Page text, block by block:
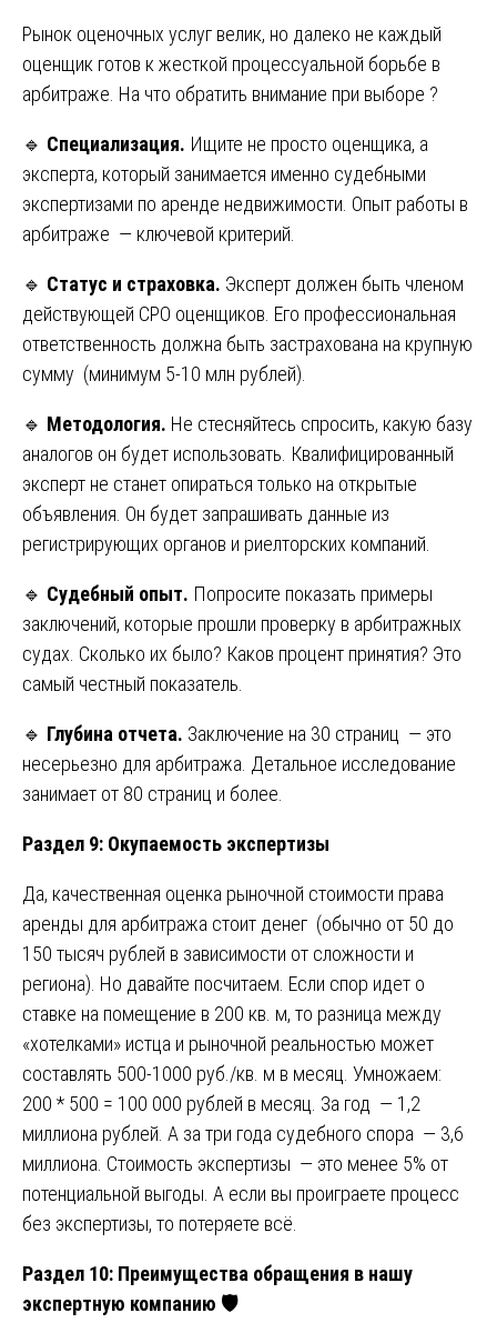
Рынок оценочных услуг велик, но далеко не каждый
оценщик готов к жесткой процессуальной борьбе в
арбитраже. На что обратить внимание при выборе ?
🔹 Специализация. Ищите не просто оценщика, а
эксперта, который занимается именно судебными
экспертизами по аренде недвижимости. Опыт работы в
арбитраже — ключевой критерий.
🔹 Статус и страховка. Эксперт должен быть членом
действующей СРО оценщиков. Его профессиональная
ответственность должна быть застрахована на крупную
сумму (минимум 5-10 млн рублей).
🔹 Методология. Не стесняйтесь спросить, какую базу
аналогов он будет использовать. Квалифицированный
эксперт не станет опираться только на открытые
объявления. Он будет запрашивать данные из
регистрирующих органов и риелторских компаний.
🔹 Судебный опыт. Попросите показать примеры
заключений, которые прошли проверку в арбитражных
судах. Сколько их было? Каков процент принятия? Это
самый честный показатель.
🔹 Глубина отчета. Заключение на 30 страниц — это
несерьезно для арбитража. Детальное исследование
занимает от 80 страниц и более.
Раздел 9: Окупаемость экспертизы
Да, качественная оценка рыночной стоимости права
аренды для арбитража стоит денег (обычно от 50 до
150 тысяч рублей в зависимости от сложности и
региона). Но давайте посчитаем. Если спор идет о
ставке на помещение в 200 кв. м, то разница между
«хотелками» истца и рыночной реальностью может
составлять 500-1000 руб./кв. м в месяц. Умножаем:
200 * 500 = 100 000 рублей в месяц. За год — 1,2
миллиона рублей. А за три года судебного спора — 3,6
миллиона. Стоимость экспертизы — это менее 5% от
потенциальной выгоды. А если вы проиграете процесс
без экспертизы, то потеряете всё.
Раздел 10: Преимущества обращения в нашу
экспертную компанию 🛡️